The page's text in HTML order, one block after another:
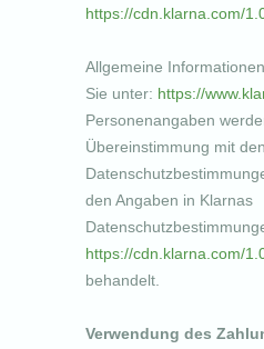
https://cdn.klarna.com/
Allgemeine
Sie unter: https://
Personenangaben
Übereinstimmung mit
den Angaben in Klarnas
https://cdn.klarna.com/
behandelt.
Verwendung des